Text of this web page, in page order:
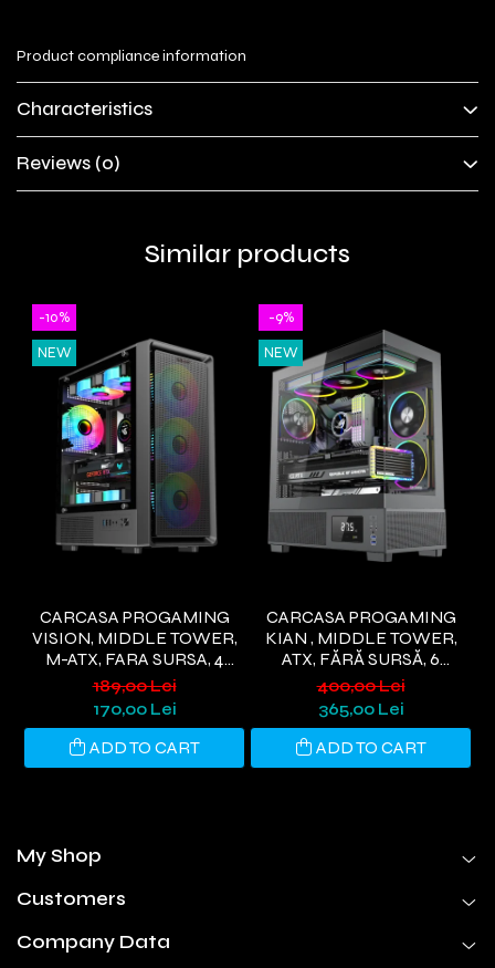
Product compliance information
Characteristics
Reviews (0)
Similar products
-10%
NEW
CARCASA PROGAMING
VISION, MIDDLE TOWER,
M-ATX, FARA SURSA, 4
VENTILATOARE RGB,
NEGRU
189,00 Lei
170,00 Lei
ADD TO CART
-9%
NEW
CARCASA PROGAMING
KIAN , MIDDLE TOWER,
ATX, FĂRĂ SURSĂ, 6
VENTILATOARE ARGB,
DISPLAY DIGITAL, NEGRU
400,00 Lei
365,00 Lei
ADD TO CART
My Shop
Customers
Company Data